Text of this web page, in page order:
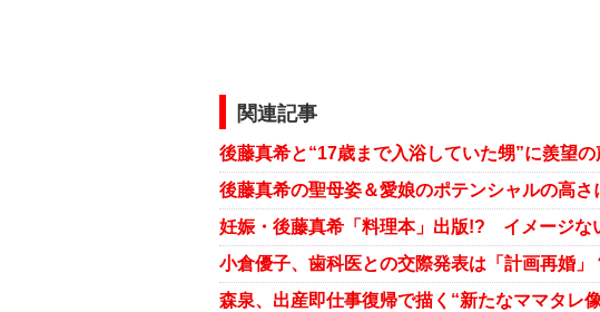
関連記事
森泉、出産即仕事復帰で描く“新たなママタレ